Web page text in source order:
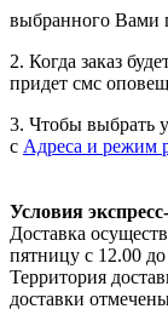
выбранного Вами
2. Когда заказ
придет смс
3. Чтобы выбрать
с Адреса и режим
Условия
Доставка
пятницу с 12.00
Территория
доставки